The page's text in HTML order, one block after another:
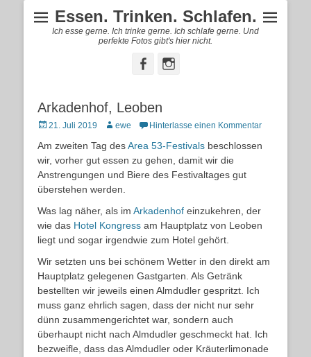
Essen. Trinken. Schlafen.
Ich esse gerne. Ich trinke gerne. Ich schlafe gerne. Und
perfekte Fotos gibt's hier nicht.
FacebookInstagram
Arkadenhof, Leoben
Posted
21. Juli 2019 Autorewe Hinterlasse einen Kommentar
Am zweiten Tag desArea 53-Festivals beschlossen
wir, vorher gut essen zu gehen, damit wir die
Anstrengungen und Biere des Festivaltages gut
überstehen werden.
Was lag näher, als im Arkadenhof einzukehren, der
wie das Hotel Kongress am Hauptplatz von Leoben
liegt und sogar irgendwie zum Hotel gehört.
Wir setzten uns bei schönem Wetter in den direkt am
Hauptplatz gelegenen Gastgarten. Als Getränk
bestellten wir jeweils einen Almdudler gespritzt. Ich
muss ganz ehrlich sagen, dass der nicht nur sehr
dünn zusammengerichtet war, sondern auch
überhaupt nicht nach Almdudler geschmeckt hat. Ich
bezweifle, dass das Almdudler oder Kräuterlimonade